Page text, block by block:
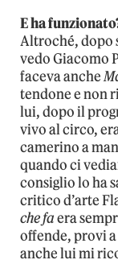
E ha
Altroché, dopo
vedo Giacomo
faceva anche
tendone e non
lui, dopo il
vivo al circo,
camerino a
quando ci
consiglio lo ha
critico d’arte
che faera
offende, provi
anche lui mi